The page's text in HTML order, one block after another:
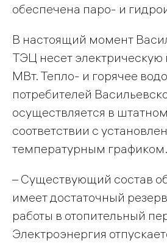
обеспечена паро- и
В настоящий момент
ТЭЦ несет электрическую
МВт. Тепло- и горячее
потребителей
осуществляется в
соответствии с
температурным графиком.
– Существующий состав
имеет достаточный
работы в отопительный
Электроэнергия